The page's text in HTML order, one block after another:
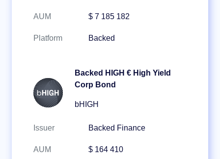
AUM $ 7 185 182
Platform Backed
Backed HIGH € High Yield
Corp Bond
bHIGH
Issuer Backed Finance
AUM $ 164 410